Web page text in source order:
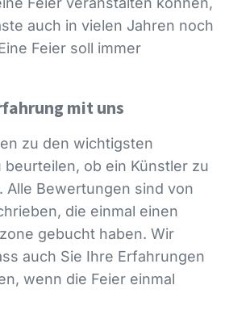
auch in vielen Jahren noch
Feier soll immer
mit uns
zu den wichtigsten
beurteilen, ob ein Künstler zu
Alle Bewertungen sind von
die einmal einen
gebucht haben. Wir
auch Sie Ihre Erfahrungen
wenn die Feier einmal